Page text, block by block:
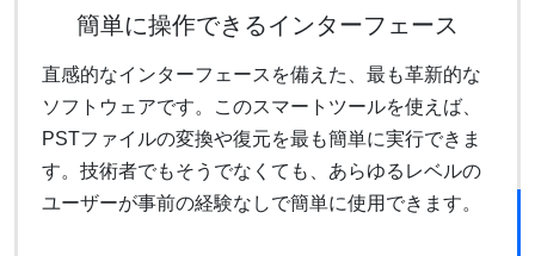
簡単に操作できるインターフェース
直感的なインターフェースを備えた、最も革新的な
ソフトウェアです。このスマートツールを使えば、
PSTファイルの変換や復元を最も簡単に実行できま
す。技術者でもそうでなくても、あらゆるレベルの
ユーザーが事前の経験なしで簡単に使用できます。